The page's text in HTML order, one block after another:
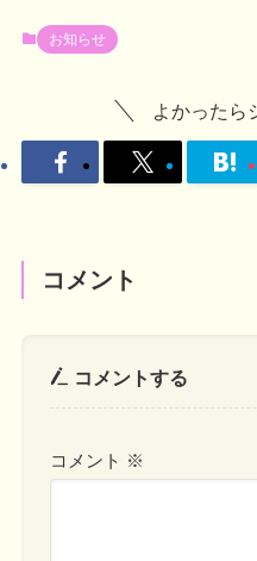
お知らせ
よかったら
コメント
コメントする
コメント ※